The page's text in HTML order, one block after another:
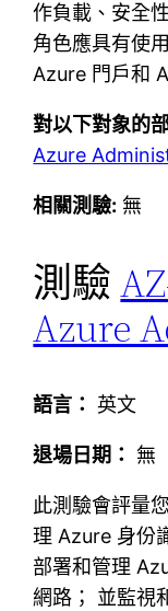
作負載、安全
角色應具有使
Azure 門戶和
對以下對象的
Azure
相關測驗: 無
測驗
Azure
語言： 英文
退場日期： 無
此測驗會評量
理 Azure 身份
部署和管理
網路； 並監視